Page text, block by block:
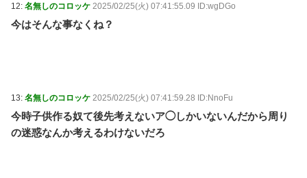
12: 名無しのコロッケ 2025/02/25(火) 07:41:55.09 ID:wgDGo
今はそんな事なくね？
13: 名無しのコロッケ 2025/02/25(火) 07:41:59.28 ID:NnoFu
今時子供作る奴て後先考えないア◯しかいないんだから周り
の迷惑なんか考えるわけないだろ